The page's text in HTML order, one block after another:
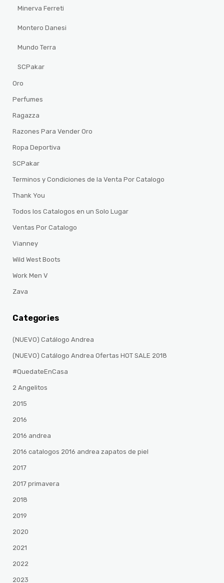
Minerva Ferreti
Montero Danesi
Mundo Terra
SCPakar
Oro
Perfumes
Ragazza
Razones Para Vender Oro
Ropa Deportiva
SCPakar
Terminos y Condiciones de la Venta Por Catalogo
Thank You
Todos los Catalogos en un Solo Lugar
Ventas Por Catalogo
Vianney
Wild West Boots
Work Men V
Zava
Categories
(NUEVO) Catálogo Andrea
(NUEVO) Catálogo Andrea Ofertas HOT SALE 2018
#QuedateEnCasa
2 Angelitos
2015
2016
2016 andrea
2016 catalogos 2016 andrea zapatos de piel
2017
2017 primavera
2018
2019
2020
2021
2022
2023